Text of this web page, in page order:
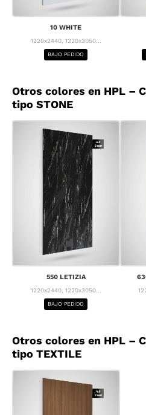
10 WHITE
1220x2440, 1220x3050...
BAJO PEDIDO
Otros colores en HPL –
tipo STONE
550 LETIZIA
1220x2440, 1220x3050...
BAJO PEDIDO
Otros colores en HPL –
tipo TEXTILE